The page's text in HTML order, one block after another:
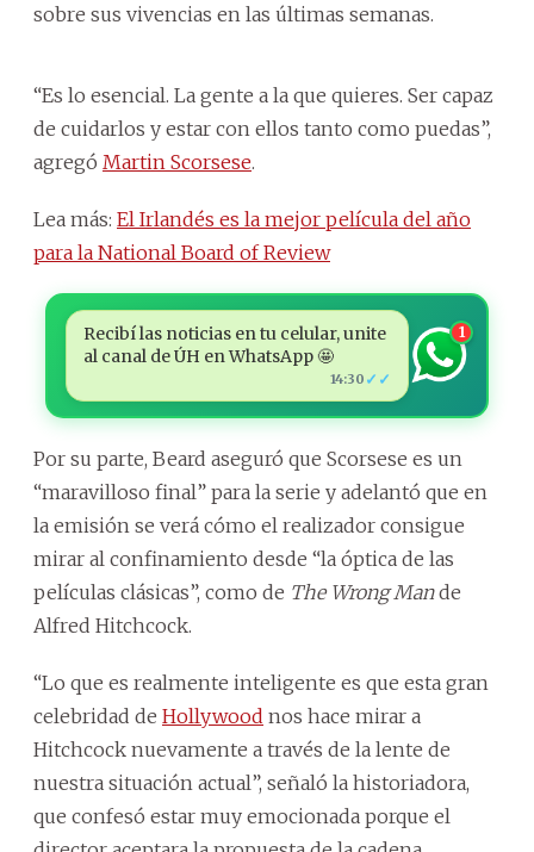
sobre sus vivencias en las últimas semanas.
“Es lo esencial. La gente a la que quieres. Ser capaz
de cuidarlos y estar con ellos tanto como puedas”,
agregó Martin Scorsese.
Lea más: El Irlandés es la mejor película del año
para la National Board of Review
Recibí las noticias en tu celular, unite
al canal de ÚH en WhatsApp 🤩
14:30 ✓✓
1
Por su parte, Beard aseguró que Scorsese es un
“maravilloso final” para la serie y adelantó que en
la emisión se verá cómo el realizador consigue
mirar al confinamiento desde “la óptica de las
películas clásicas”, como de The Wrong Mande
Alfred Hitchcock.
“Lo que es realmente inteligente es que esta gran
celebridad de Hollywood nos hace mirar a
Hitchcock nuevamente a través de la lente de
nuestra situación actual”, señaló la historiadora,
que confesó estar muy emocionada porque el